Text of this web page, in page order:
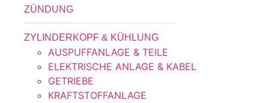
ZÜNDUNG
ZYLINDERKOPF & KÜHLUNG
AUSPUFFANLAGE & TEILE
ELEKTRISCHE ANLAGE & KABEL
GETRIEBE
KRAFTSTOFFANLAGE